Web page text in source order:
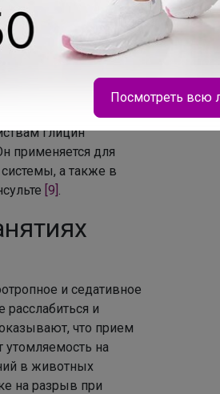
и засыпать,
веществ,
глицин
применяется для
а также в
[9]
и седативное
и
что прием
утомляемость на
в животных
на разрыв при
коллекция
Посмотреть всю